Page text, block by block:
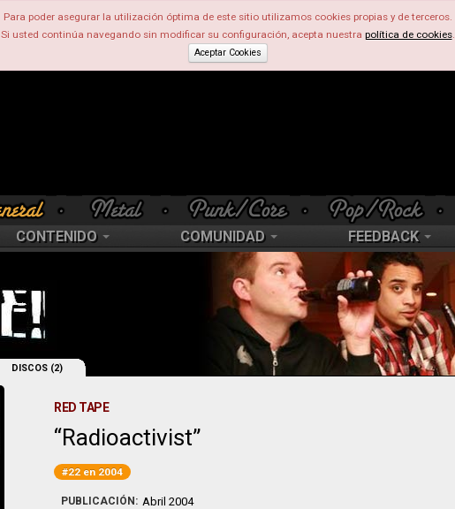
Para poder asegurar la utilización óptima de este sitio utilizamos cookies propias y de terceros.
Si usted continúa navegando sin modificar su configuración, acepta nuestra política de cookies.
Aceptar Cookies
CONTENIDO COMUNIDAD FEEDBACK
DISCOS (2)
RED TAPE
Radioactivist
#22 en 2004
PUBLICACIÓN: Abril 2004